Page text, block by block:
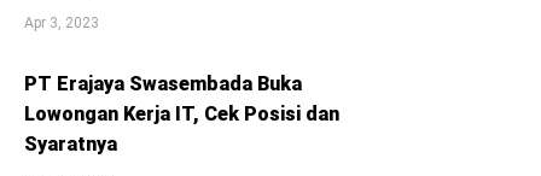
Apr 3, 2023
PT Erajaya Swasembada Buka
Lowongan Kerja IT, Cek Posisi dan
Syaratnya